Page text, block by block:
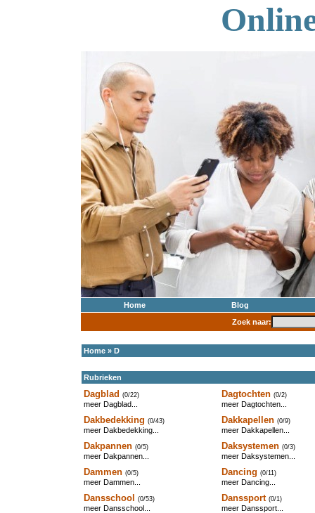
Home
Blog
Zoek naar:
Home » D
Rubrieken
Dagblad (0/22)
meer Dagblad...
Dagtochten (0/2)
meer Dagtochten...
Dakbedekking (0/43)
meer Dakbedekking...
Dakkapellen (0/9)
meer Dakkapellen...
Dakpannen (0/5)
meer Dakpannen...
Daksystemen (0/3)
meer Daksystemen...
Dammen (0/5)
meer Dammen...
Dancing (0/11)
meer Dancing...
Dansschool (0/53)
meer Dansschool...
Danssport (0/1)
meer Danssport...